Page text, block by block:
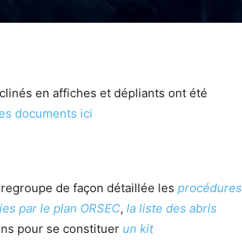
en affiches et dépliants ont été
documents ici
de façon détaillée les procédures
par le plan ORSEC, la liste des abris
pour se constituer un kit